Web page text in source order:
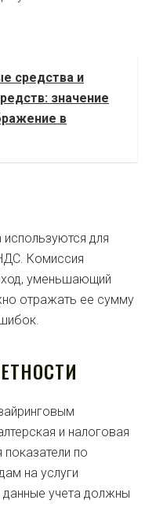
средства и
значение
в
для
Комиссия
уменьшающий
отражать ее сумму
и налоговая
по
на услуги
данные учета должны